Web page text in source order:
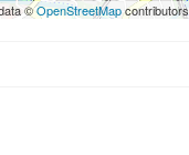
©OpenStreetMapcontributors